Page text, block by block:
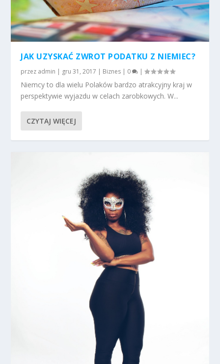
JAK UZYSKAĆ ZWROT PODATKU Z NIEMIEC?
przez admin | gru 31, 2017 | Biznes | 0 |
Niemcy to dla wielu Polaków bardzo atrakcyjny kraj w
perspektywie wyjazdu w celach zarobkowych. W...
CZYTAJ WIĘCEJ